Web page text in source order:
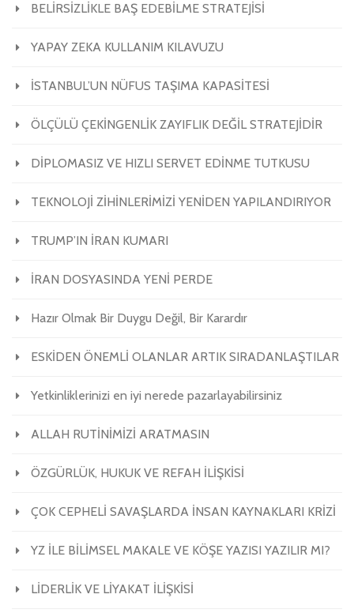
BELİRSİZLİKLE BAŞ EDEBİLME STRATEJİSİ
YAPAY ZEKA KULLANIM KILAVUZU
İSTANBUL’UN NÜFUS TAŞIMA KAPASİTESİ
ÖLÇÜLÜ ÇEKİNGENLİK ZAYIFLIK DEĞİL STRATEJİDİR
DİPLOMASIZ VE HIZLI SERVET EDİNME TUTKUSU
TEKNOLOJİ ZİHİNLERİMİZİ YENİDEN YAPILANDIRIYOR
TRUMP’IN İRAN KUMARI
İRAN DOSYASINDA YENİ PERDE
Hazır Olmak Bir Duygu Değil, Bir Karardır
ESKİDEN ÖNEMLİ OLANLAR ARTIK SIRADANLAŞTILAR
Yetkinliklerinizi en iyi nerede pazarlayabilirsiniz
ALLAH RUTİNİMİZİ ARATMASIN
ÖZGÜRLÜK, HUKUK VE REFAH İLİŞKİSİ
ÇOK CEPHELİ SAVAŞLARDA İNSAN KAYNAKLARI KRİZİ
YZ İLE BİLİMSEL MAKALE VE KÖŞE YAZISI YAZILIR MI?
LİDERLİK VE LİYAKAT İLİŞKİSİ